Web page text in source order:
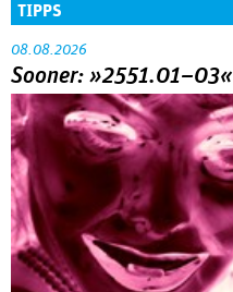
TIPPS
08.08.2026
Sooner: »2551.01–03«